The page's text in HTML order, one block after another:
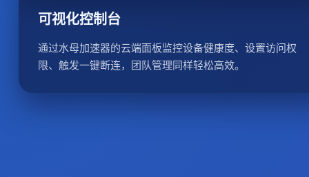
可视化控制台
通过水母加速器的云端面板监控设备健康度、设置访问权
限、触发一键断连，团队管理同样轻松高效。